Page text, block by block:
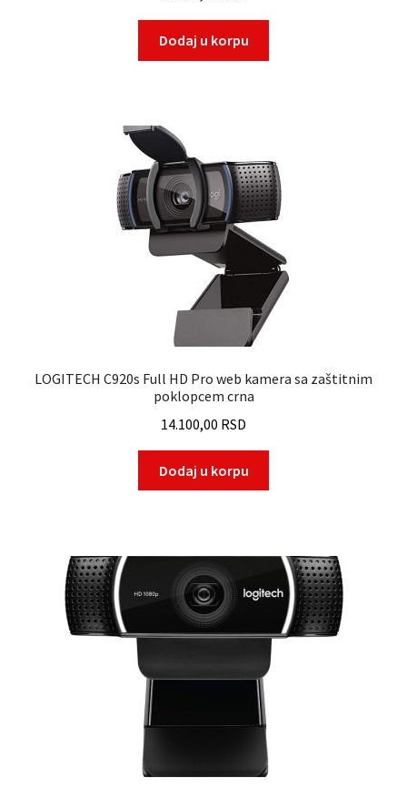
Dodaj u korpu
LOGITECH C920s Full HD Pro web kamera sa zaštitnim
poklopcem crna
14.100,00 RSD
Dodaj u korpu